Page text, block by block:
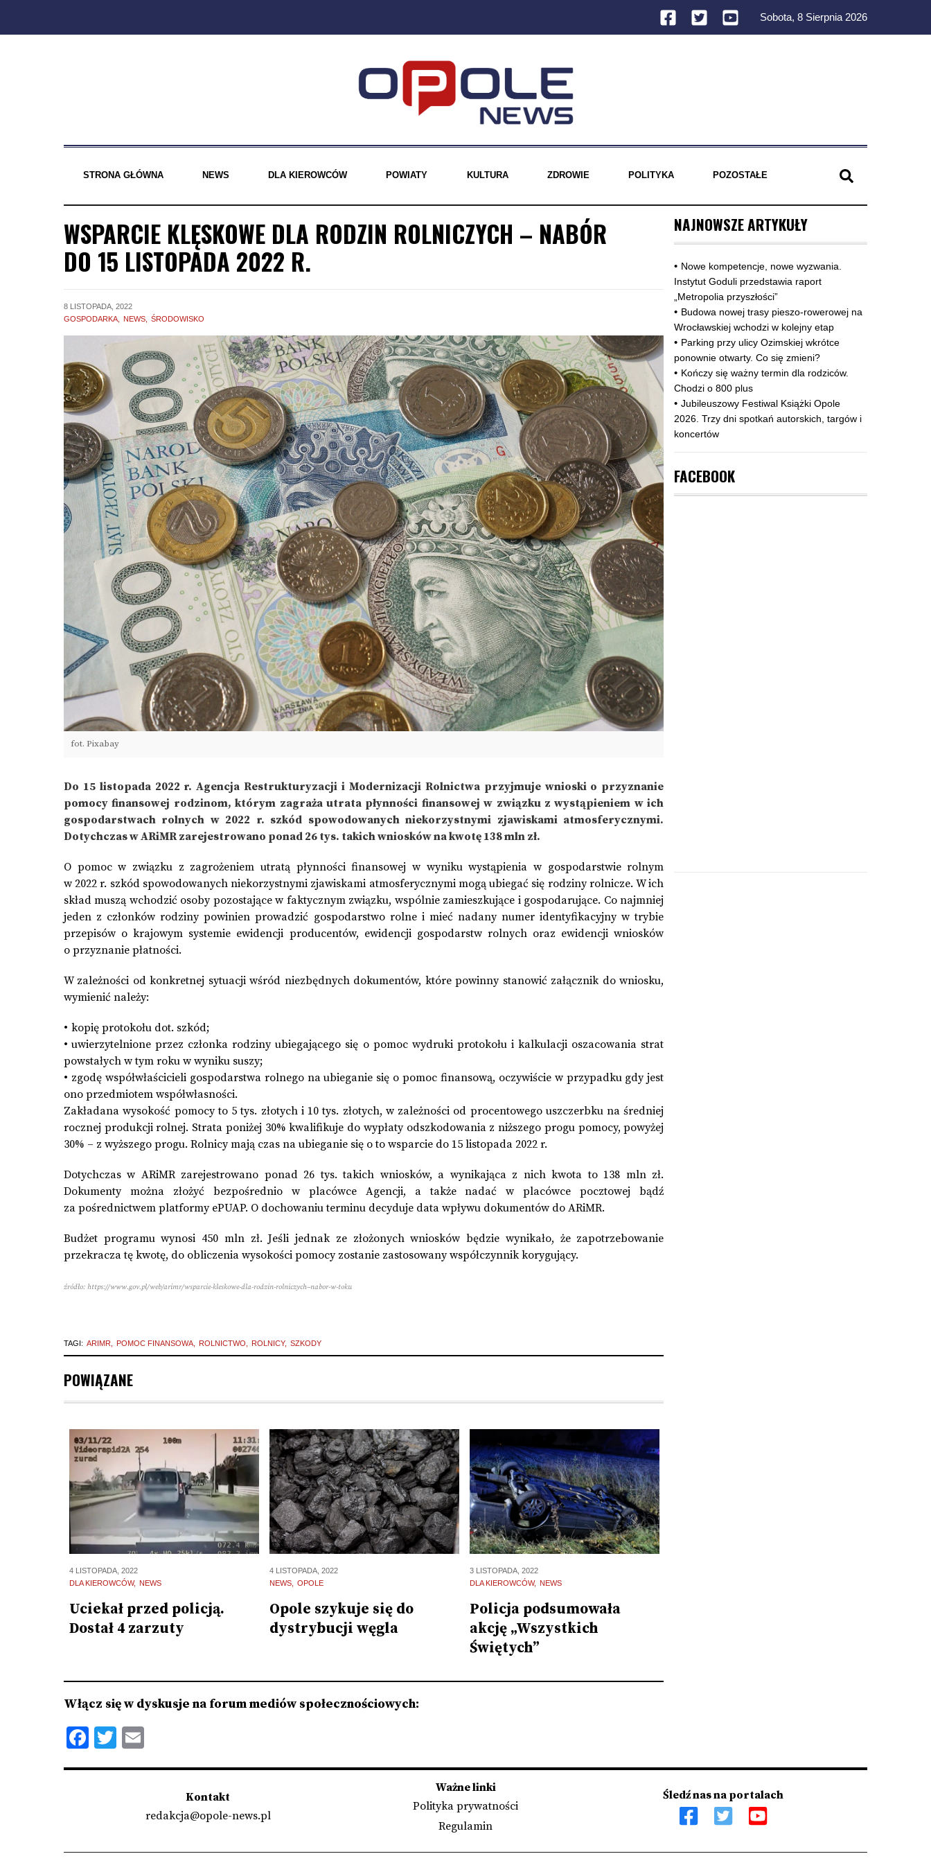
Sobota, 8 Sierpnia 2026
STRONA GŁÓWNA NEWS DLA KIEROWCÓW POWIATY KULTURA ZDROWIE POLITYKA POZOSTAŁE
WSPARCIE KLĘSKOWE DLA RODZIN ROLNICZYCH – NABÓR
DO 15 LISTOPADA 2022 R.
8 LISTOPADA, 2022
GOSPODARKA
NEWS ŚRODOWISKO
fot. Pixabay
Do 15 listopada 2022 r. Agencja Restrukturyzacji i Modernizacji Rolnictwa przyjmuje wnioski o przyznanie
pomocy finansowej rodzinom, którym zagraża utrata płynności finansowej w związku z wystąpieniem w ich
gospodarstwach rolnych w 2022 r. szkód spowodowanych niekorzystnymi zjawiskami atmosferycznymi.
Dotychczas w ARiMR zarejestrowano ponad 26 tys. takich wniosków na kwotę 138 mln zł.
O pomoc w związku z zagrożeniem utratą płynności finansowej w wyniku wystąpienia w gospodarstwie rolnym
w 2022 r. szkód spowodowanych niekorzystnymi zjawiskami atmosferycznymi mogą ubiegać się rodziny rolnicze. W ich
skład muszą wchodzić osoby pozostające w faktycznym związku, wspólnie zamieszkujące i gospodarujące. Co najmniej
jeden z członków rodziny powinien prowadzić gospodarstwo rolne i mieć nadany numer identyfikacyjny w trybie
przepisów o krajowym systemie ewidencji producentów, ewidencji gospodarstw rolnych oraz ewidencji wniosków
o przyznanie płatności.
W zależności od konkretnej sytuacji wśród niezbędnych dokumentów, które powinny stanowić załącznik do wniosku,
wymienić należy:
kopię protokołu dot. szkód;
uwierzytelnione przez członka rodziny ubiegającego się o pomoc wydruki protokołu i kalkulacji oszacowania strat
powstałych w tym roku w wyniku suszy;
zgodę współwłaścicieli gospodarstwa rolnego na ubieganie się o pomoc finansową, oczywiście w przypadku gdy jest
ono przedmiotem współwłasności.
Zakładana wysokość pomocy to 5 tys. złotych i 10 tys. złotych, w zależności od procentowego uszczerbku na średniej
rocznej produkcji rolnej. Strata poniżej 30% kwalifikuje do wypłaty odszkodowania z niższego progu pomocy, powyżej
30% – z wyższego progu. Rolnicy mają czas na ubieganie się o to wsparcie do 15 listopada 2022 r.
Dotychczas w ARiMR zarejestrowano ponad 26 tys. takich wniosków, a wynikająca z nich kwota to 138 mln zł.
Dokumenty można złożyć bezpośrednio w placówce Agencji, a także nadać w placówce pocztowej bądź
za pośrednictwem platformy ePUAP. O dochowaniu terminu decyduje data wpływu dokumentów do ARiMR.
Budżet programu wynosi 450 mln zł. Jeśli jednak ze złożonych wniosków będzie wynikało, że zapotrzebowanie
przekracza tę kwotę, do obliczenia wysokości pomocy zostanie zastosowany współczynnik korygujący.
źródło: https://www.gov.pl/web/arimr/wsparcie-kleskowe-dla-rodzin-rolniczych–nabor-w-toku
TAGI: ARIMR POMOC FINANSOWA ROLNICTWO ROLNICY SZKODY
POWIĄZANE
4 LISTOPADA, 2022
DLA KIEROWCÓW
NEWS
Uciekał przed policją.
Dostał 4 zarzuty
4 LISTOPADA, 2022
NEWS
OPOLE
Opole szykuje się do
dystrybucji węgla
3 LISTOPADA, 2022
DLA KIEROWCÓW
NEWS
Policja podsumowała
akcję „Wszystkich
Świętych”
Włącz się w dyskusje na forum mediów społecznościowych:
Facebook
Twitter
NAJNOWSZE ARTYKUŁY
Nowe kompetencje, nowe wyzwania.
Instytut Goduli przedstawia raport
„Metropolia przyszłości”
Budowa nowej trasy pieszo‑rowerowej na
Wrocławskiej wchodzi w kolejny etap
Parking przy ulicy Ozimskiej wkrótce
ponownie otwarty. Co się zmieni?
Kończy się ważny termin dla rodziców.
Chodzi o 800 plus
Jubileuszowy Festiwal Książki Opole
2026. Trzy dni spotkań autorskich, targów i
koncertów
FACEBOOK
Kontakt
redakcja@opole-news.pl
Ważne linki
Polityka prywatności
Regulamin
Śledź nas na portalach